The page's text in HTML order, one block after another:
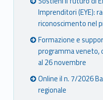
Imprenditori (EYE):
riconoscimento nel
Formazione e
programma veneto,
al 26 novembre
Online il n. 7/2026
regionale